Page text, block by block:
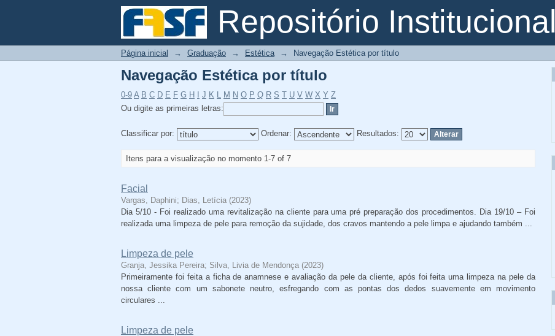
Repositório Institucional
Navegação Estética por título
Página inicial → Graduação → Estética → Navegação Estética por título
Navegação Estética por título
0-9 A B C D E F G H J K L M N O P Q R S T U V W X Y Z
Ou digite as primeiras letras:
Classificar por: Ordenar: Resultados:
Itens para a visualização no momento 1-7 of 7
Facial
Vargas, Daphini; Dias, Letícia (2023)
Dia 5/10 - Foi realizado uma revitalização na cliente para uma pré preparação dos procedimentos. Dia 19/10 – Foi
realizada uma limpeza de pele para remoção da sujidade, dos cravos mantendo a pele limpa e ajudando também ...
Limpeza de pele
Granja, Jessika Pereira; Silva, Livia de Mendonça (2023)
Primeiramente foi feita a ficha de anamnese e avaliação da pele da cliente, após foi feita uma limpeza na pele da
nossa cliente com um sabonete neutro, esfregando com as pontas dos dedos suavemente em movimento
circulares ...
Limpeza de pele